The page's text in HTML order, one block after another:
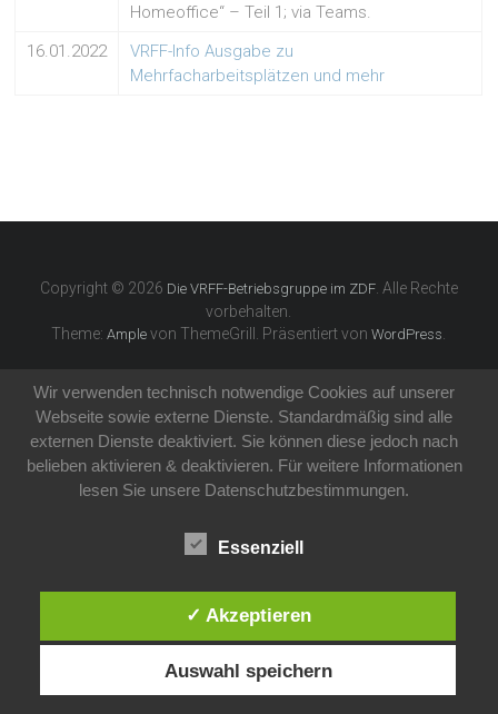
Homeoffice“ – Teil 1; via Teams.
16.01.2022
VRFF-Info Ausgabe zu
Mehrfacharbeitsplätzen und mehr
Copyright © 2026 Die VRFF-Betriebsgruppe im ZDF. Alle Rechte
vorbehalten.
Theme:Ample von ThemeGrill. Präsentiert vonWordPress
Wir verwenden technisch notwendige Cookies auf unserer
Webseite sowie externe Dienste. Standardmäßig sind alle
externen Dienste deaktiviert. Sie können diese jedoch nach
belieben aktivieren & deaktivieren. Für weitere Informationen
lesen Sie unsere Datenschutzbestimmungen.
Essenziell
✓ Akzeptieren
Auswahl speichern